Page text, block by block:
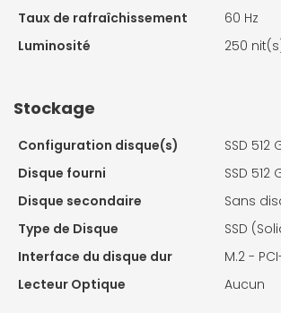
Taux de rafraîchissement
60 Hz
Luminosité
250
Stockage
Configuration disque(s)
SSD 512
Disque fourni
SSD 512
Disque secondaire
Sans
Type de Disque
SSD
Interface du disque dur
M.2 -
Lecteur Optique
Aucun